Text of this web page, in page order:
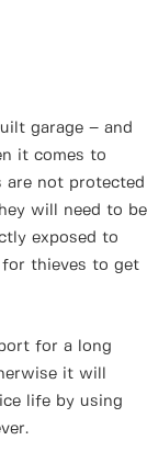
garage – and
it comes to
are not protected
will need to be
exposed to
for thieves to get
for a long
it will
life by using